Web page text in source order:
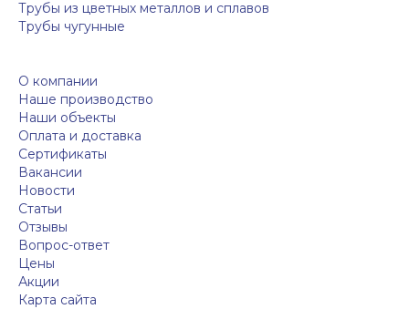
Трубы из цветных металлов и сплавов
Трубы чугунные
О компании
Наше производство
Наши объекты
Оплата и доставка
Сертификаты
Вакансии
Новости
Статьи
Отзывы
Вопрос-ответ
Цены
Акции
Карта сайта